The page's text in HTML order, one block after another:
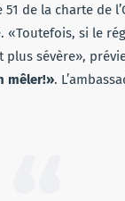
de la charte de
«Toutefois, si le
plus sévère»,
mêler!».